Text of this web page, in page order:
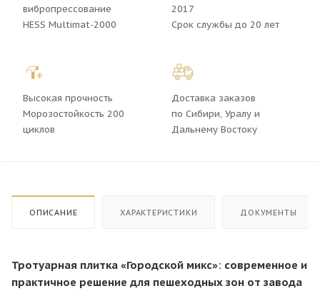
вибропрессование
HESS Multimat-2000
2017
Срок службы до 20 лет
Высокая прочность
Морозостойкость 200
циклов
Доставка заказов
по Сибири, Уралу и
Дальнему Востоку
ОПИСАНИЕ ХАРАКТЕРИСТИКИ ДОКУМЕНТЫ
Тротуарная плитка «Городской микс»: современное и
практичное решение для пешеходных зон от завода